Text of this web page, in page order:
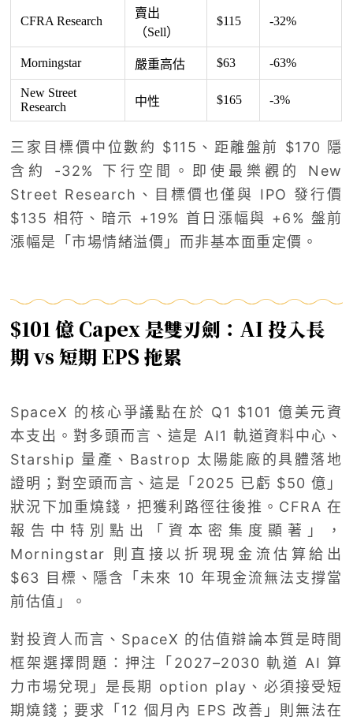
CFRA Research
賣出
（Sell）
$115 -32%
Morningstar 嚴重高估 $63 -63%
New Street
Research
中性 $165 -3%
三家目標價中位數約 $115、距離盤前 $170 隱
含約 -32% 下行空間。即使最樂觀的 New
Street Research、目標價也僅與 IPO 發行價
$135 相符、暗示 +19% 首日漲幅與 +6% 盤前
漲幅是「市場情緒溢價」而非基本面重定價。
$101 億 Capex 是雙刃劍：AI 投入長
期 vs 短期 EPS 拖累
SpaceX 的核心爭議點在於 Q1 $101 億美元資
本支出。對多頭而言、這是 AI1 軌道資料中心、
Starship 量產、Bastrop 太陽能廠的具體落地
證明；對空頭而言、這是「2025 已虧 $50 億」
狀況下加重燒錢，把獲利路徑往後推。CFRA 在
報告中特別點出「資本密集度顯著」，
Morningstar 則直接以折現現金流估算給出
$63 目標、隱含「未來 10 年現金流無法支撐當
前估值」。
對投資人而言、SpaceX 的估值辯論本質是時間
框架選擇問題：押注「2027–2030 軌道 AI 算
力市場兌現」是長期 option play、必須接受短
期燒錢；要求「12 個月內 EPS 改善」則無法在